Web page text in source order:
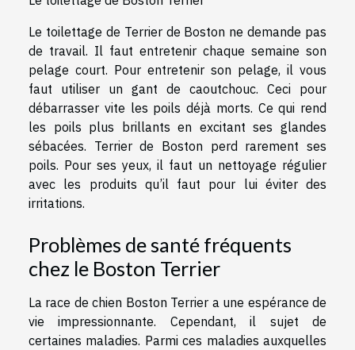
Le toilettage de Terrier de Boston ne demande pas
de travail. Il faut entretenir chaque semaine son
pelage court. Pour entretenir son pelage, il vous
faut utiliser un gant de caoutchouc. Ceci pour
débarrasser vite les poils déjà morts. Ce qui rend
les poils plus brillants en excitant ses glandes
sébacées. Terrier de Boston perd rarement ses
poils. Pour ses yeux, il faut un nettoyage régulier
avec les produits qu’il faut pour lui éviter des
irritations.
Problèmes de santé fréquents
chez le Boston Terrier
La race de chien Boston Terrier a une espérance de
vie impressionnante. Cependant, il sujet de
certaines maladies. Parmi ces maladies auxquelles